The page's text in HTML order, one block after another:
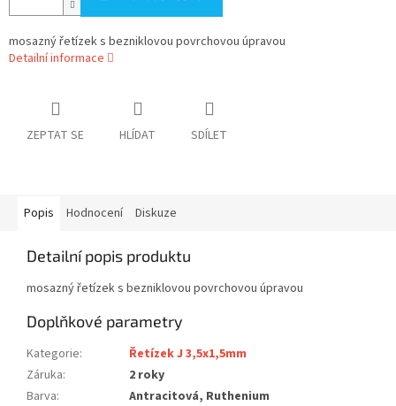
mosazný řetízek s bezniklovou povrchovou úpravou
Detailní informace
ZEPTAT SE HLÍDAT SDÍLET
Popis Hodnocení Diskuze
Detailní popis produktu
mosazný řetízek s bezniklovou povrchovou úpravou
Doplňkové parametry
Kategorie:
Řetízek J 3,5x1,5mm
Záruka:
2 roky
Barva:
Antracitová, Ruthenium